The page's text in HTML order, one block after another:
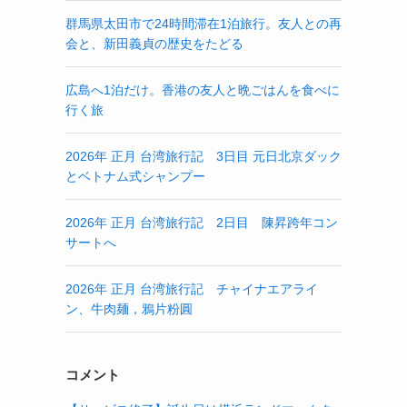
群馬県太田市で24時間滞在1泊旅行。友人との再
会と、新田義貞の歴史をたどる
広島へ1泊だけ。香港の友人と晩ごはんを食べに
行く旅
2026年 正月 台湾旅行記 3日目 元日北京ダック
とベトナム式シャンプー
2026年 正月 台湾旅行記 2日目 陳昇跨年コン
サートへ
2026年 正月 台湾旅行記 チャイナエアライ
ン、牛肉麺，鴉片粉圓
コメント